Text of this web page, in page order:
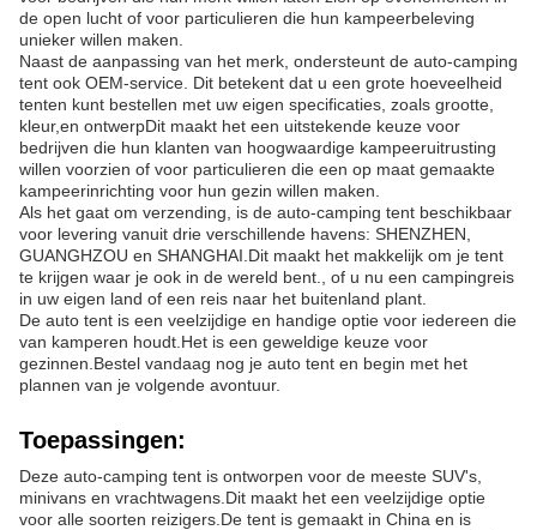
de open lucht of voor particulieren die hun kampeerbeleving
unieker willen maken.
Naast de aanpassing van het merk, ondersteunt de auto-camping
tent ook OEM-service. Dit betekent dat u een grote hoeveelheid
tenten kunt bestellen met uw eigen specificaties, zoals grootte,
kleur,en ontwerpDit maakt het een uitstekende keuze voor
bedrijven die hun klanten van hoogwaardige kampeeruitrusting
willen voorzien of voor particulieren die een op maat gemaakte
kampeerinrichting voor hun gezin willen maken.
Als het gaat om verzending, is de auto-camping tent beschikbaar
voor levering vanuit drie verschillende havens: SHENZHEN,
GUANGHZOU en SHANGHAI.Dit maakt het makkelijk om je tent
te krijgen waar je ook in de wereld bent., of u nu een campingreis
in uw eigen land of een reis naar het buitenland plant.
De auto tent is een veelzijdige en handige optie voor iedereen die
van kamperen houdt.Het is een geweldige keuze voor
gezinnen.Bestel vandaag nog je auto tent en begin met het
plannen van je volgende avontuur.
Toepassingen:
Deze auto-camping tent is ontworpen voor de meeste SUV's,
minivans en vrachtwagens.Dit maakt het een veelzijdige optie
voor alle soorten reizigers.De tent is gemaakt in China en is